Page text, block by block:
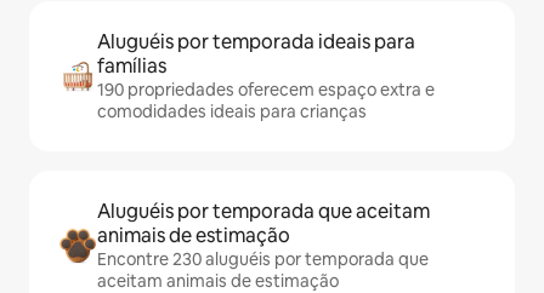
Aluguéis por temporada ideais para
famílias
190 propriedades oferecem espaço extra e
comodidades ideais para crianças
Aluguéis por temporada que aceitam
animais de estimação
Encontre 230 aluguéis por temporada que
aceitam animais de estimação